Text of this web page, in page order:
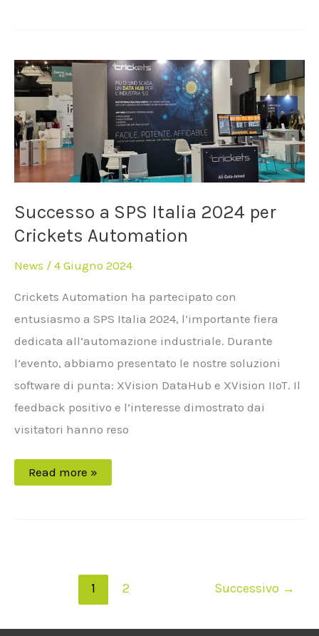
Successo a SPS Italia 2024 per
Crickets Automation
News / 4 Giugno 2024
Crickets Automation ha partecipato con
entusiasmo a SPS Italia 2024, l’importante fiera
dedicata all’automazione industriale. Durante
l’evento, abbiamo presentato le nostre soluzioni
software di punta: XVision DataHub e XVision IIoT. Il
feedback positivo e l’interesse dimostrato dai
visitatori hanno reso
Successo
a
SPS
Italia
2024
per
Crickets
Automation
Read more »
1 2 Successivo →